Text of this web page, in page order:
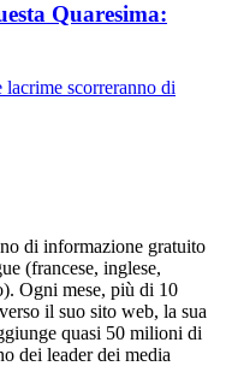
Quaresima:
lacrime scorreranno di
di informazione gratuito
(francese, inglese,
Ogni mese, più di 10
il suo sito web, la sua
quasi 50 milioni di
dei leader dei media